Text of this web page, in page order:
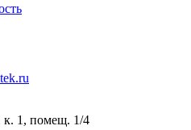
к. 1, помещ. 1/4